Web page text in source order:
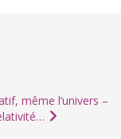
même l’univers –